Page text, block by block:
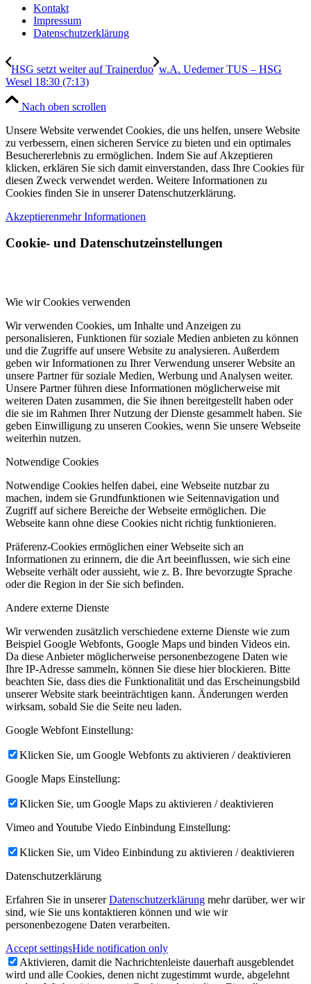
Kontakt
Impressum
Datenschutzerklärung
HSG setzt weiter auf Trainerduo w.A. Uedemer TUS – HSG
Wesel 18:30 (7:13)
Nach oben scrollen
Unsere Website verwendet Cookies, die uns helfen, unsere Website
zu verbessern, einen sicheren Service zu bieten und ein optimales
Besuchererlebnis zu ermöglichen. Indem Sie auf Akzeptieren
klicken, erklären Sie sich damit einverstanden, dass Ihre Cookies für
diesen Zweck verwendet werden. Weitere Informationen zu
Cookies finden Sie in unserer Datenschutzerklärung.
Akzeptierenmehr Informationen
Cookie- und Datenschutzeinstellungen
Wie wir Cookies verwenden
Wir verwenden Cookies, um Inhalte und Anzeigen zu
personalisieren, Funktionen für soziale Medien anbieten zu können
und die Zugriffe auf unsere Website zu analysieren. Außerdem
geben wir Informationen zu Ihrer Verwendung unserer Website an
unsere Partner für soziale Medien, Werbung und Analysen weiter.
Unsere Partner führen diese Informationen möglicherweise mit
weiteren Daten zusammen, die Sie ihnen bereitgestellt haben oder
die sie im Rahmen Ihrer Nutzung der Dienste gesammelt haben. Sie
geben Einwilligung zu unseren Cookies, wenn Sie unsere Webseite
weiterhin nutzen.
Notwendige Cookies
Notwendige Cookies helfen dabei, eine Webseite nutzbar zu
machen, indem sie Grundfunktionen wie Seitennavigation und
Zugriff auf sichere Bereiche der Webseite ermöglichen. Die
Webseite kann ohne diese Cookies nicht richtig funktionieren.
Präferenz-Cookies ermöglichen einer Webseite sich an
Informationen zu erinnern, die die Art beeinflussen, wie sich eine
Webseite verhält oder aussieht, wie z. B. Ihre bevorzugte Sprache
oder die Region in der Sie sich befinden.
Andere externe Dienste
Wir verwenden zusätzlich verschiedene externe Dienste wie zum
Beispiel Google Webfonts, Google Maps und binden Videos ein.
Da diese Anbieter möglicherweise personenbezogene Daten wie
Ihre IP-Adresse sammeln, können Sie diese hier blockieren. Bitte
beachten Sie, dass dies die Funktionalität und das Erscheinungsbild
unserer Website stark beeinträchtigen kann. Änderungen werden
wirksam, sobald Sie die Seite neu laden.
Google Webfont Einstellung:
Klicken Sie, um Google Webfonts zu aktivieren / deaktivieren
Google Maps Einstellung:
Klicken Sie, um Google Maps zu aktivieren / deaktivieren
Vimeo and Youtube Viedo Einbindung Einstellung:
Klicken Sie, um Video Einbindung zu aktivieren / deaktivieren
Datenschutzerklärung
Erfahren Sie in unsererDatenschutzerklärung mehr darüber, wer wir
sind, wie Sie uns kontaktieren können und wie wir
personenbezogene Daten verarbeiten.
Accept settingsHide notification only
Aktivieren, damit die Nachrichtenleiste dauerhaft ausgeblendet
wird und alle Cookies, denen nicht zugestimmt wurde, abgelehnt